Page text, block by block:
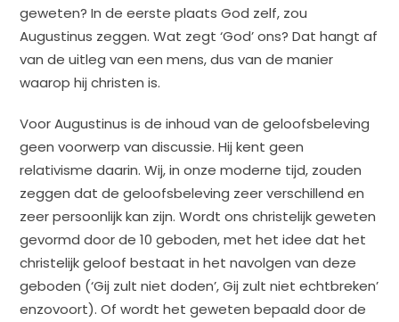
geweten? In de eerste plaats God zelf, zou
Augustinus zeggen. Wat zegt ‘God’ ons? Dat hangt af
van de uitleg van een mens, dus van de manier
waarop hij christen is.
Voor Augustinus is de inhoud van de geloofsbeleving
geen voorwerp van discussie. Hij kent geen
relativisme daarin. Wij, in onze moderne tijd, zouden
zeggen dat de geloofsbeleving zeer verschillend en
zeer persoonlijk kan zijn. Wordt ons christelijk geweten
gevormd door de 10 geboden, met het idee dat het
christelijk geloof bestaat in het navolgen van deze
geboden (‘Gij zult niet doden’, Gij zult niet echtbreken’
enzovoort). Of wordt het geweten bepaald door de